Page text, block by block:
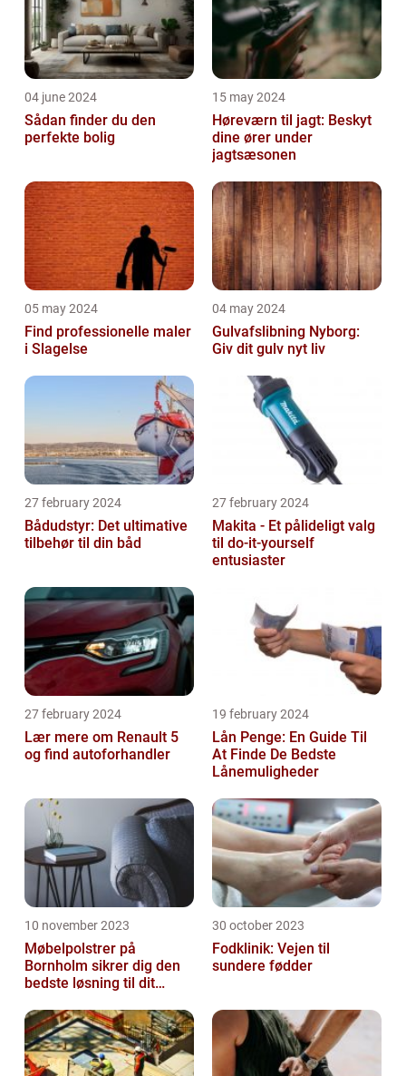
04 june 2024
Sådan finder du den
perfekte bolig
15 may 2024
Høreværn til jagt: Beskyt
dine ører under
jagtsæsonen
05 may 2024
Find professionelle maler
i Slagelse
04 may 2024
Gulvafslibning Nyborg:
Giv dit gulv nyt liv
27 february 2024
Bådudstyr: Det ultimative
tilbehør til din båd
27 february 2024
Makita - Et pålideligt valg
til do-it-yourself
entusiaster
27 february 2024
Lær mere om Renault 5
og find autoforhandler
19 february 2024
Lån Penge: En Guide Til
At Finde De Bedste
Lånemuligheder
10 november 2023
Møbelpolstrer på
Bornholm sikrer dig den
bedste løsning til dit
30 october 2023
Fodklinik: Vejen til
sundere fødder